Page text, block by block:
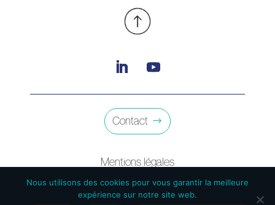
Contact
Mentions légales
Conditions générales de vente
Nous utilisons des cookies pour vous garantir la meilleure
expérience sur notre site web.